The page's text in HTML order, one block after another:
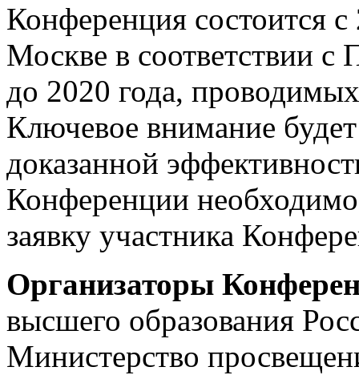
Конференция состоится
Москве в соответствии
до 2020 года,
Ключевое внимание
доказанной
Конференции
заявку участника
Организаторы
высшего образования
Министерство